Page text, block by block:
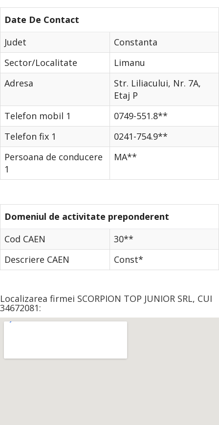
Date De Contact
Judet
Constanta
Sector/Localitate
Limanu
Adresa
Str. Liliacului, Nr. 7A,
Etaj P
Telefon mobil 1
0749-551.8**
Telefon fix 1
0241-754.9**
Persoana de conducere
1
MA**
Domeniul de activitate preponderent
Cod CAEN
30**
Descriere CAEN
Const*
Localizarea firmei SCORPION TOP JUNIOR SRL, CUI
34672081: